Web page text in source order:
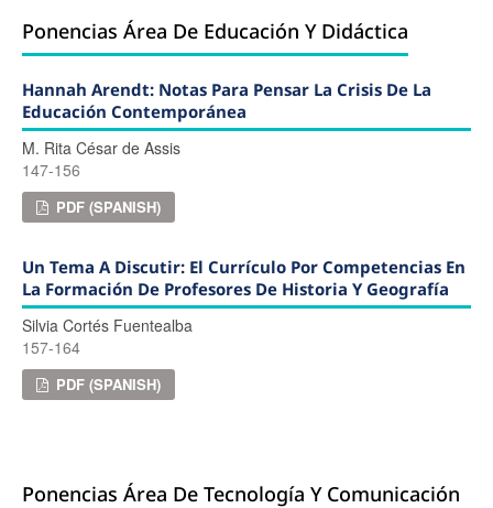
Ponencias Área De Educación Y Didáctica
Hannah Arendt: Notas Para Pensar La Crisis De La
Educación Contemporánea
M. Rita César de Assis
147-156
PDF (SPANISH)
Un Tema A Discutir: El Currículo Por Competencias En
La Formación De Profesores De Historia Y Geografía
Silvia Cortés Fuentealba
157-164
PDF (SPANISH)
Ponencias Área De Tecnología Y Comunicación